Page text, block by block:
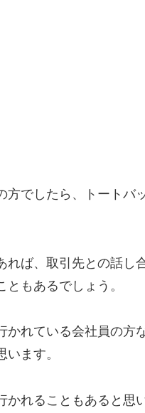
でしたら、トートバ
ば、取引先との話し
もあるでしょう。
れている会社員の方
ます。
れることもあると思